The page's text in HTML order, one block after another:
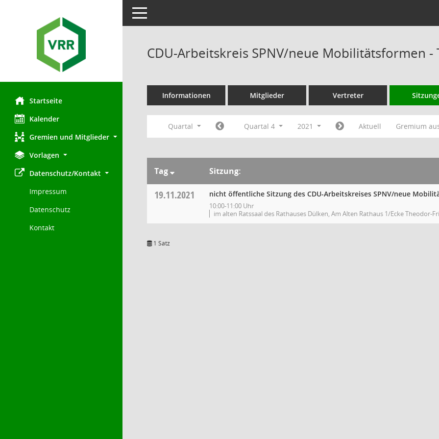
Startseite
Kalender
Gremien und Mitglieder
Vorlagen
Datenschutz/Kontakt
Impressum
Datenschutz
Kontakt
Toggle navigation
CDU-Arbeitskreis SPNV/neue Mobilitätsformen -
Informationen Mitglieder Vertreter
Quartal Quartal 4 2021 Aktuell Gremium
Tag Sitzung:
19.11.2021 nicht öffentliche Sitzung des CDU-Arbeitskreises SPNV/neue
10:00-11:00 Uhr
im alten Ratssaal des Rathauses Dülken, Am Alten Rathaus 1/Ecke Theodor-
1 Satz